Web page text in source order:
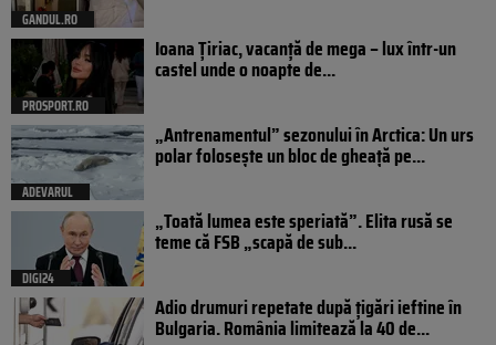
GANDUL.RO
PROSPORT.RO
Ioana Țiriac, vacanță de mega – lux într-un
castel unde o noapte de...
ADEVARUL
„Antrenamentul” sezonului în Arctica: Un urs
polar folosește un bloc de gheață pe...
DIGI24
„Toată lumea este speriată”. Elita rusă se
teme că FSB „scapă de sub...
Adio drumuri repetate după țigări ieftine în
Bulgaria. România limitează la 40 de...